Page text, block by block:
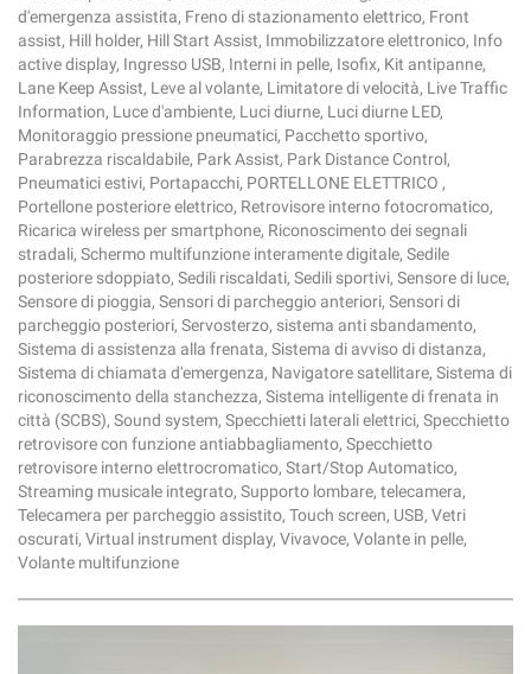
d'emergenza assistita, Freno di stazionamento elettrico, Front
assist, Hill holder, Hill Start Assist, Immobilizzatore elettronico, Info
active display, Ingresso USB, Interni in pelle, Isofix, Kit antipanne,
Lane Keep Assist, Leve al volante, Limitatore di velocità, Live Traffic
Information, Luce d'ambiente, Luci diurne, Luci diurne LED,
Monitoraggio pressione pneumatici, Pacchetto sportivo,
Parabrezza riscaldabile, Park Assist, Park Distance Control,
Pneumatici estivi, Portapacchi, PORTELLONE ELETTRICO ,
Portellone posteriore elettrico, Retrovisore interno fotocromatico,
Ricarica wireless per smartphone, Riconoscimento dei segnali
stradali, Schermo multifunzione interamente digitale, Sedile
posteriore sdoppiato, Sedili riscaldati, Sedili sportivi, Sensore di luce,
Sensore di pioggia, Sensori di parcheggio anteriori, Sensori di
parcheggio posteriori, Servosterzo, sistema anti sbandamento,
Sistema di assistenza alla frenata, Sistema di avviso di distanza,
Sistema di chiamata d'emergenza, Navigatore satellitare, Sistema di
riconoscimento della stanchezza, Sistema intelligente di frenata in
città (SCBS), Sound system, Specchietti laterali elettrici, Specchietto
retrovisore con funzione antiabbagliamento, Specchietto
retrovisore interno elettrocromatico, Start/Stop Automatico,
Streaming musicale integrato, Supporto lombare, telecamera,
Telecamera per parcheggio assistito, Touch screen, USB, Vetri
oscurati, Virtual instrument display, Vivavoce, Volante in pelle,
Volante multifunzione